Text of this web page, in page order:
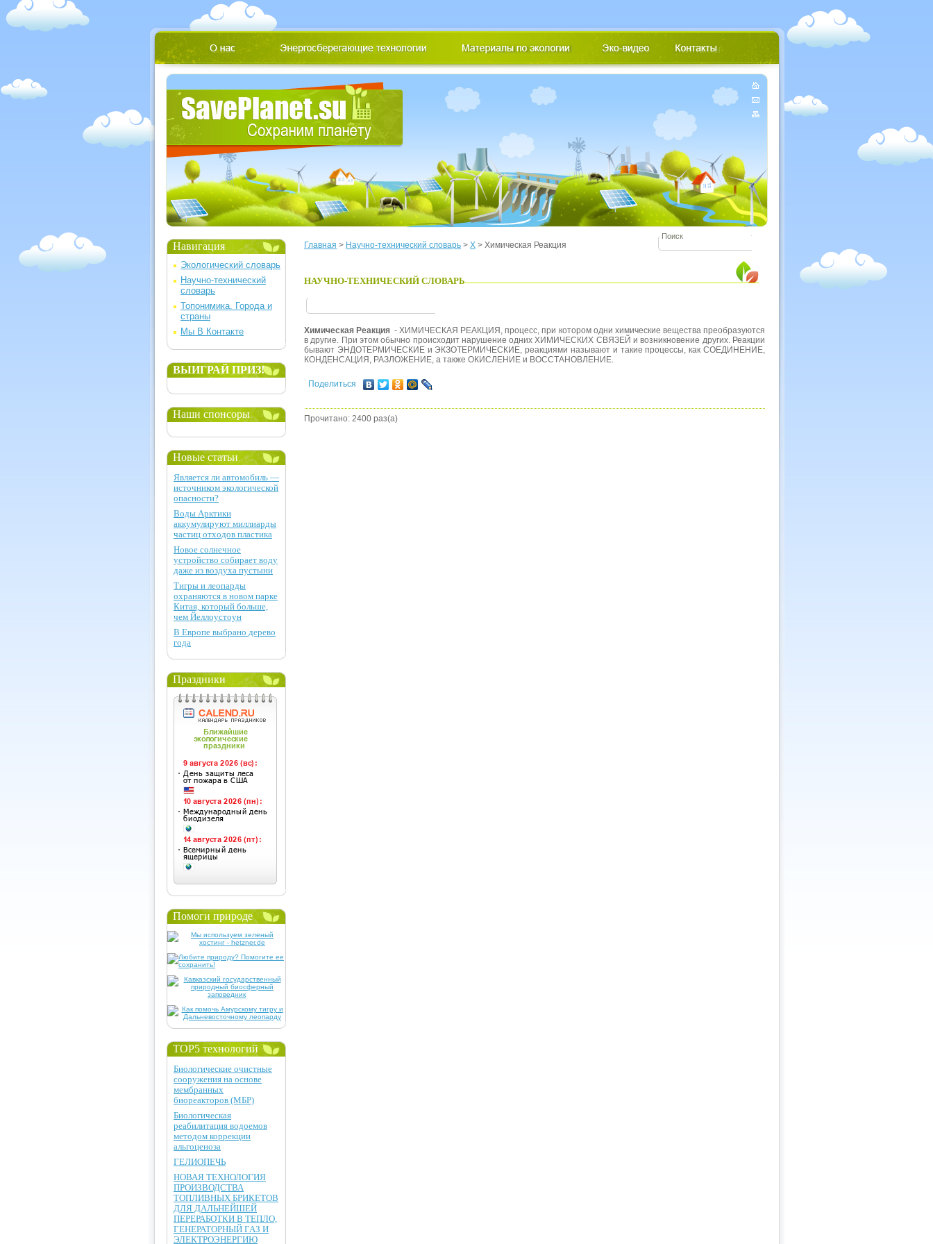
Главная > Научно-технический словарь > Х > Химическая Реакция
НАУЧНО-ТЕХНИЧЕСКИЙ СЛОВАРЬ
Химическая Реакция - ХИМИЧЕСКАЯ РЕАКЦИЯ, процесс, при котором одни химические вещества преобразуются
в другие. При этом обычно происходит нарушение одних ХИМИЧЕСКИХ СВЯЗЕЙ и возникновение других. Реакции
бывают ЭНДОТЕРМИЧЕСКИЕ и ЭКЗОТЕРМИЧЕСКИЕ, реакциями называют и такие процессы, как СОЕДИНЕНИЕ,
КОНДЕНСАЦИЯ, РАЗЛОЖЕНИЕ, а также ОКИСЛЕНИЕ и ВОССТАНОВЛЕНИЕ.
Поделиться
Прочитано: 2400 раз(а)
Навигация
Экологический словарь
Научно-технический
словарь
Топонимика. Города и
страны
Мы В Контакте
ВЫИГРАЙ ПРИЗ!
Наши спонсоры
Новые статьи
Является ли автомобиль —
источником экологической
опасности?
Воды Арктики
аккумулируют миллиарды
частиц отходов пластика
Новое солнечное
устройство собирает воду
даже из воздуха пустыни
Тигры и леопарды
охраняются в новом парке
Китая, который больше,
чем Йеллоустоун
В Европе выбрано дерево
года
Праздники
Помоги природе
TOP5 технологий
Биологические очистные
сооружения на основе
мембранных
биореакторов (МБР)
Биологическая
реабилитация водоемов
методом коррекции
альгоценоза
ГЕЛИОПЕЧЬ
НОВАЯ ТЕХНОЛОГИЯ
ПРОИЗВОДСТВА
ТОПЛИВНЫХ БРИКЕТОВ
ДЛЯ ДАЛЬНЕЙШЕЙ
ПЕРЕРАБОТКИ В ТЕПЛО,
ГЕНЕРАТОРНЫЙ ГАЗ И
ЭЛЕКТРОЭНЕРГИЮ